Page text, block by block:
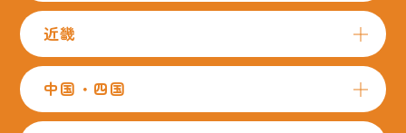
近畿
中国・四国